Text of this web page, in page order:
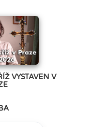
VYSTAVEN V